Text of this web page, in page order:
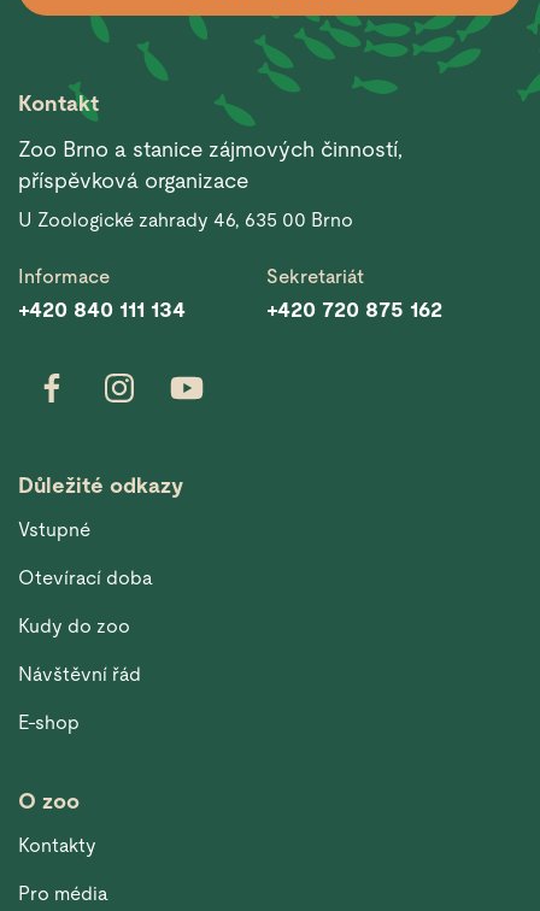
Kontakt
Zoo Brno a stanice zájmových činností,
příspěvková organizace
U Zoologické zahrady 46, 635 00 Brno
Informace
+420 840 111 134
Sekretariát
+420 720 875 162
Důležité odkazy
Vstupné
Otevírací doba
Kudy do zoo
Návštěvní řád
E-shop
O zoo
Kontakty
Pro média